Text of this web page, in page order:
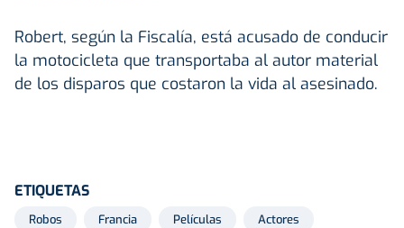
Robert, según la Fiscalía, está acusado de conducir
la motocicleta que transportaba al autor material
de los disparos que costaron la vida al asesinado.
ETIQUETAS
Robos Francia Películas Actores